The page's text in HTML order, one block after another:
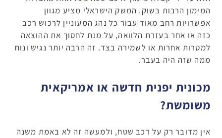
המימון הרבות בשוק. המשק הישראלי מציע מגוון
אפשרויות רחב מאוד עבור כל נהג המעוניין לרכוש רכב
כזה או אחר בעזרת הלוואה, על מנת לחסוך את ההוצאה
למטרות אחרות או לשמירה בצד. זה הרבה יותר נגיש ונוח
ממה שזה היה בעבר.
מכונית יפנית חדשה או אמריקאית
משומשת?
אין מדובר רק על רכב שטח, ולמעשה זה לא באמת משנה